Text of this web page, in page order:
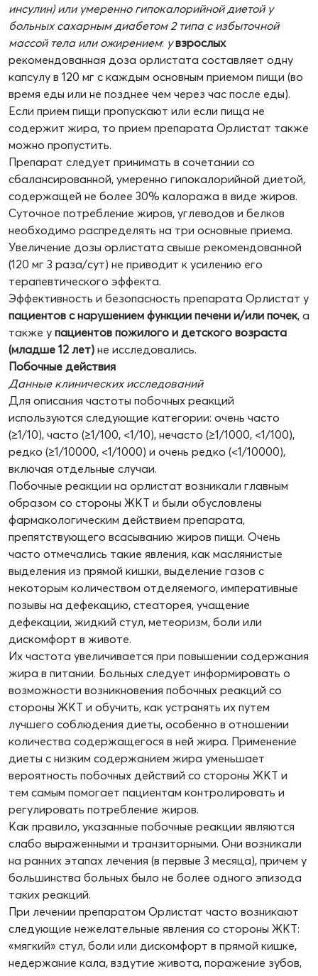
инсулин) или умеренно гипокалорийной диетой у
больных сахарным диабетом 2 типа с избыточной
массой тела или ожирением: у взрослых
рекомендованная доза орлистата составляет одну
капсулу в 120 мг с каждым основным приемом пищи (во
время еды или не позднее чем через час после еды).
Если прием пищи пропускают или если пища не
содержит жира, то прием препарата Орлистат также
можно пропустить.
Препарат следует принимать в сочетании со
сбалансированной, умеренно гипокалорийной диетой,
содержащей не более 30% калоража в виде жиров.
Суточное потребление жиров, углеводов и белков
необходимо распределять на три основные приема.
Увеличение дозы орлистата свыше рекомендованной
(120 мг 3 раза/сут) не приводит к усилению его
терапевтического эффекта.
Эффективность и безопасность препарата Орлистат у
пациентов с нарушением функции печени и/или почек, а
также у пациентов пожилого и детского возраста
(младше 12 лет) не исследовались.
Побочные действия
Данные клинических исследований
Для описания частоты побочных реакций
используются следующие категории: очень часто
(≥1/10), часто (≥1/100, <1/10), нечасто (≥1/1000, <1/100),
редко (≥1/10000, <1/1000) и очень редко (<1/10000),
включая отдельные случаи.
Побочные реакции на орлистат возникали главным
образом со стороны ЖКТ и были обусловлены
фармакологическим действием препарата,
препятствующего всасыванию жиров пищи. Очень
часто отмечались такие явления, как маслянистые
выделения из прямой кишки, выделение газов с
некоторым количеством отделяемого, императивные
позывы на дефекацию, стеаторея, учащение
дефекации, жидкий стул, метеоризм, боли или
дискомфорт в животе.
Их частота увеличивается при повышении содержания
жира в питании. Больных следует информировать о
возможности возникновения побочных реакций со
стороны ЖКТ и обучить, как устранять их путем
лучшего соблюдения диеты, особенно в отношении
количества содержащегося в ней жира. Применение
диеты с низким содержанием жира уменьшает
вероятность побочных действий со стороны ЖКТ и
тем самым помогает пациентам контролировать и
регулировать потребление жиров.
Как правило, указанные побочные реакции являются
слабо выраженными и транзиторными. Они возникали
на ранних этапах лечения (в первые 3 месяца), причем у
большинства больных было не более одного эпизода
таких реакций.
При лечении препаратом Орлистат часто возникают
следующие нежелательные явления со стороны ЖКТ:
«мягкий» стул, боли или дискомфорт в прямой кишке,
недержание кала, вздутие живота, поражение зубов,